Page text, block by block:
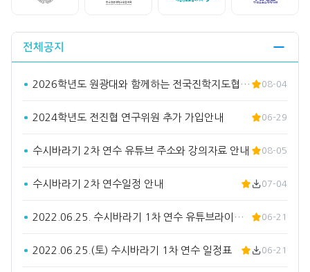
전체공지
2026학년도 원광대와 함께하는 전국진학지도협의회 수시바라기2… 08-04
2024학년도 전진협 연구위원 추가 가입안내 06-29
수시바라기 2차 연수 유튜브 주소와 강의자료 안내 08-05
수시바라기 2차 연수일정 안내 07-04
2022.06.25. 수시바라기 1차 연수 유튜브라이브 주소입… 06-21
2022.06.25.(토) 수시바라기 1차 연수 일정표 06-21